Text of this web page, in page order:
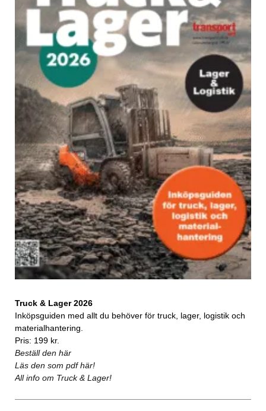
Truck & Lager 2026
Inköpsguiden med allt du behöver för truck, lager, logistik och
materialhantering.
Pris: 199 kr.
Beställ den här
Läs den som pdf här!
All info om Truck & Lager!